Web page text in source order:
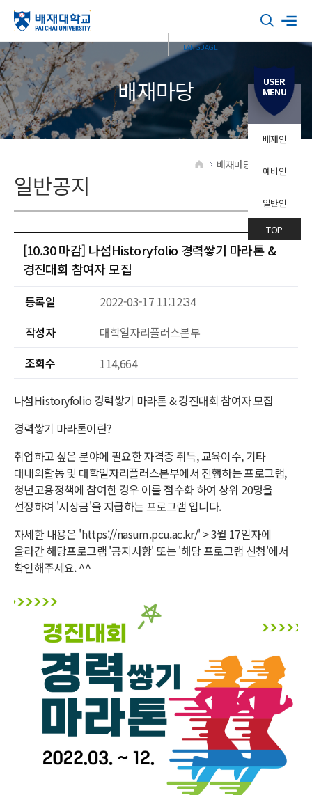
배재마당
일반공지 HOME
배재마당 일반공지
[10.30 마감] 나섬Historyfolio 경력쌓기 마라톤 &
경진대회 참여자 모집
등록일
2022-03-17 11:12:34
작성자
대학일자리플러스본부
조회수
114,664
나섬Historyfolio 경력쌓기 마라톤 & 경진대회 참여자 모집
경력쌓기 마라톤이란?
취업하고 싶은 분야에 필요한 자격증 취득, 교육이수, 기타
대내외활동 및 대학일자리플러스본부에서 진행하는 프로그램,
청년고용정책에 참여한 경우 이를 점수화 하여 상위 20명을
선정하여 '시상금'을 지급하는 프로그램 입니다.
자세한 내용은 'https://nasum.pcu.ac.kr/' > 3월 17일자에
올라간 해당프로그램 '공지사항' 또는 '해당 프로그램 신청'에서
확인해주세요. ^^
USER
MENU
배재인
예비인
일반인
TOP